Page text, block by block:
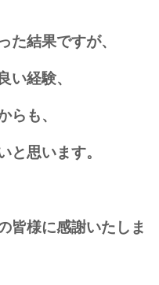
た結果ですが、
い経験、
らも、
と思います。
皆様に感謝いたしま